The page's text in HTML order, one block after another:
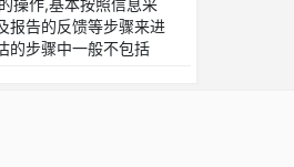
操作,基本按照信息采
报告的反馈等步骤来进
的步骤中一般不包括